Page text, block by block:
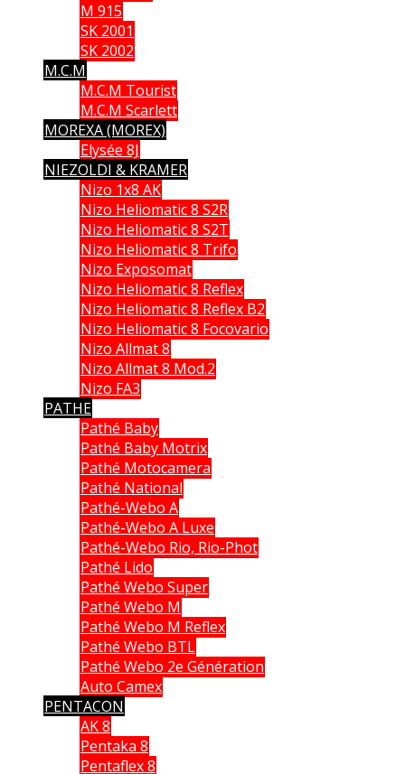
M 915
SK 2001
SK 2002
M.C.M
M.C.M Tourist
M.C.M Scarlett
MOREXA (MOREX)
Elysée 8J
NIEZOLDI & KRAMER
Nizo 1x8 AK
Nizo Heliomatic 8 S2R
Nizo Heliomatic 8 S2T
Nizo Heliomatic 8 Trifo
Nizo Exposomat
Nizo Heliomatic 8 Reflex
Nizo Heliomatic 8 Reflex B2
Nizo Heliomatic 8 Focovario
Nizo Allmat 8
Nizo Allmat 8 Mod.2
Nizo FA3
PATHE
Pathé Baby
Pathé Baby Motrix
Pathé Motocamera
Pathé National
Pathé-Webo A
Pathé-Webo A Luxe
Pathé-Webo Rio, Rio-Phot
Pathé Lido
Pathé Webo Super
Pathé Webo M
Pathé Webo M Reflex
Pathé Webo BTL
Pathé Webo 2e Génération
Auto Camex
PENTACON
AK 8
Pentaka 8
Pentaflex 8